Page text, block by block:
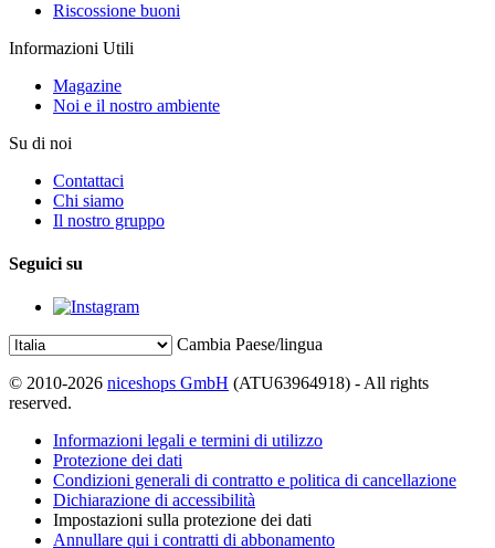
Riscossione buoni
Informazioni Utili
Magazine
Noi e il nostro ambiente
Su di noi
Contattaci
Chi siamo
Il nostro gruppo
Seguici su
Cambia Paese/lingua
© 2010-2026 niceshops GmbH (ATU63964918) - All rights
reserved.
Informazioni legali e termini di utilizzo
Protezione dei dati
Condizioni generali di contratto e politica di cancellazione
Dichiarazione di accessibilità
Impostazioni sulla protezione dei dati
Annullare qui i contratti di abbonamento